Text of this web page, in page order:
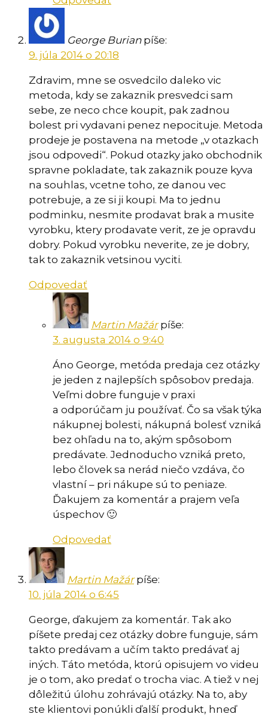
George Burian píše:
9. júla 2014 o 20:18
Zdravim, mne se osvedcilo daleko vic
metoda, kdy se zakaznik presvedci sam
sebe, ze neco chce koupit, pak zadnou
bolest pri vydavani penez nepocituje. Metoda
prodeje je postavena na metode „v otazkach
jsou odpovedi“. Pokud otazky jako obchodnik
spravne pokladate, tak zakaznik pouze kyva
na souhlas, vcetne toho, ze danou vec
potrebuje, a ze si ji koupi. Ma to jednu
podminku, nesmite prodavat brak a musite
vyrobku, ktery prodavate verit, ze je opravdu
dobry. Pokud vyrobku neverite, ze je dobry,
tak to zakaznik vetsinou vyciti.
Odpovedať
Martin Mažár píše:
3. augusta 2014 o 9:40
Áno George, metóda predaja cez otázky
je jeden z najlepších spôsobov predaja.
Veľmi dobre funguje v praxi
a odporúčam ju používať. Čo sa však týka
nákupnej bolesti, nákupná bolesť vzniká
bez ohľadu na to, akým spôsobom
predávate. Jednoducho vzniká preto,
lebo človek sa nerád niečo vzdáva, čo
vlastní – pri nákupe sú to peniaze.
Ďakujem za komentár a prajem veľa
úspechov 🙂
Odpovedať
Martin Mažár píše:
10. júla 2014 o 6:45
George, ďakujem za komentár. Tak ako
píšete predaj cez otázky dobre funguje, sám
takto predávam a učím takto predávať aj
iných. Táto metóda, ktorú opisujem vo videu
je o tom, ako predať o trocha viac. A tiež v nej
dôležitú úlohu zohrávajú otázky. Na to, aby
ste klientovi ponúkli ďalší produkt, hneď